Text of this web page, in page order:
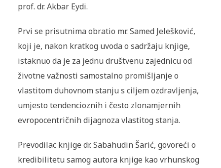
prof. dr. Akbar Eydi.
Prvi se prisutnima obratio mr. Samed Jelešković,
koji je, nakon kratkog uvoda o sadržaju knjige,
istaknuo da je za jednu društvenu zajednicu od
životne važnosti samostalno promišljanje o
vlastitom duhovnom stanju s ciljem ozdravljenja,
umjesto tendencioznih i često zlonamjernih
evropocentričnih dijagnoza vlastitog stanja.
Prevodilac knjige dr. Sabahudin Šarić, govoreći o
kredibilitetu samog autora knjige kao vrhunskog